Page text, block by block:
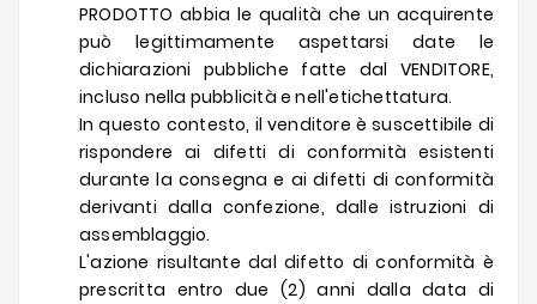
PRODOTTO abbia le qualità che un acquirente
può legittimamente aspettarsi date le
dichiarazioni pubbliche fatte dal VENDITORE,
incluso nella pubblicità e nell'etichettatura.
In questo contesto, il venditore è suscettibile di
rispondere ai difetti di conformità esistenti
durante la consegna e ai difetti di conformità
derivanti dalla confezione, dalle istruzioni di
assemblaggio.
L'azione risultante dal difetto di conformità è
prescritta entro due (2) anni dalla data di